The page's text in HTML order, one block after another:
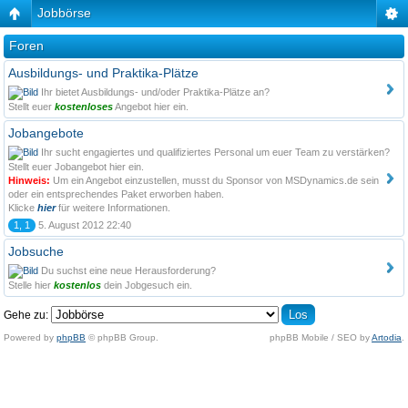
Jobbörse
Foren
Ausbildungs- und Praktika-Plätze
Ihr bietet Ausbildungs- und/oder Praktika-Plätze an?
Stellt euer kostenlosesAngebot hier ein.
Jobangebote
Ihr sucht engagiertes und qualifiziertes Personal um euer Team zu verstärken?
Stellt euer Jobangebot hier ein.
Hinweis: Um ein Angebot einzustellen, musst du Sponsor von MSDynamics.de sein
oder ein entsprechendes Paket erworben haben.
Klicke hierfür weitere Informationen.
1, 1
5. August 2012 22:40
Jobsuche
Du suchst eine neue Herausforderung?
Stelle hier kostenlos dein Jobgesuch ein.
Gehe zu:
Powered by phpBB © phpBB Group. phpBB Mobile / SEO byArtodia